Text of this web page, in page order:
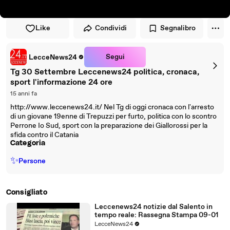
Like Condividi Segnalibro
LecceNews24 Segui
Tg 30 Settembre Leccenews24 politica, cronaca,
sport l'informazione 24 ore
15 anni fa
http://www.leccenews24.it/ Nel Tg di oggi cronaca con l'arresto
di un giovane 19enne di Trepuzzi per furto, politica con lo scontro
Perrone Io Sud, sport con la preparazione dei Giallorossi per la
sfida contro il Catania
Categoria
✨Persone
Consigliato
Leccenews24 notizie dal Salento in
tempo reale: Rassegna Stampa 09-01
LecceNews24